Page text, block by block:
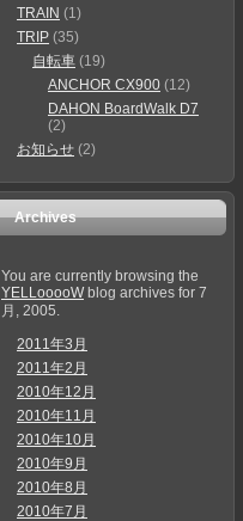
TRAIN (1)
TRIP (35)
自転車 (19)
ANCHOR CX900 (12)
DAHON BoardWalk D7
(2)
お知らせ (2)
Archives
You are currently browsing the
YELLooooW blog archives for 7
月, 2005.
2011年3月
2011年2月
2010年12月
2010年11月
2010年10月
2010年9月
2010年8月
2010年7月